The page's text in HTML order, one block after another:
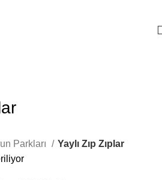
Parkları
Yaylı Zıp Zıplar